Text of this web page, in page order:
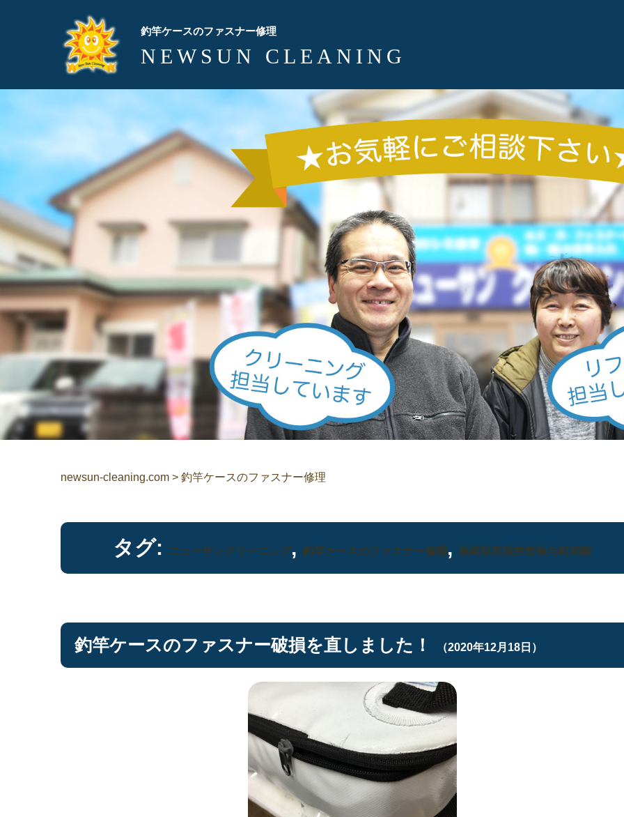
釣竿ケースのファスナー修理
NEWSUN CLEANING
newsun-cleaning.com > 釣竿ケースのファスナー修理
タグ: ニューサンクリーニング, 釣竿ケースのファスナー修理, 長崎県西彼杵郡長与町岡郷
釣竿ケースのファスナー破損を直しました！ （2020年12月18日）